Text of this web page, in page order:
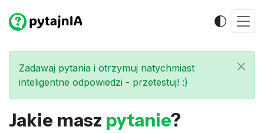
Zadawaj pytania i otrzymuj natychmiast
inteligentne odpowiedzi - przetestuj! :)
Jakie masz pytanie?